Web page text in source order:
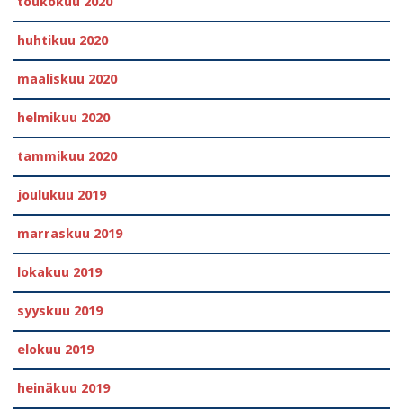
huhtikuu 2020
maaliskuu 2020
helmikuu 2020
tammikuu 2020
joulukuu 2019
marraskuu 2019
lokakuu 2019
syyskuu 2019
elokuu 2019
heinäkuu 2019